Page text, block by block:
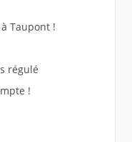
Taupont !
régulé
!